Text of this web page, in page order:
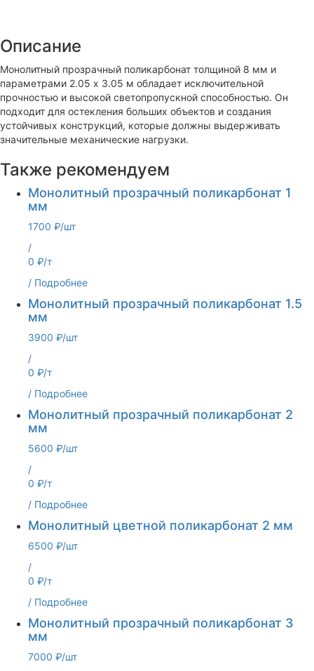
Описание
Монолитный прозрачный поликарбонат толщиной 8 мм и
параметрами 2.05 х 3.05 м обладает исключительной
прочностью и высокой светопропускной способностью. Он
подходит для остекления больших объектов и создания
устойчивых конструкций, которые должны выдерживать
значительные механические нагрузки.
Также рекомендуем
Монолитный прозрачный поликарбонат 1
мм
1700 ₽/шт
/
0 ₽/т
/ Подробнее
Монолитный прозрачный поликарбонат 1.5
мм
3900 ₽/шт
/
0 ₽/т
/ Подробнее
Монолитный прозрачный поликарбонат 2
мм
5600 ₽/шт
/
0 ₽/т
/ Подробнее
Монолитный цветной поликарбонат 2 мм
6500 ₽/шт
/
0 ₽/т
/ Подробнее
Монолитный прозрачный поликарбонат 3
мм
7000 ₽/шт